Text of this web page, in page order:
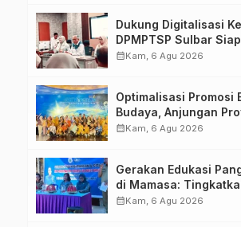
Dukung Digitalisasi
DPMPTSP Sulbar
Aplikasi FLEKSI ASN
calendar_monthKam, 6 Agu 2026
Optimalisasi Promosi
Budaya, Anjungan
Sulawesi Barat
calendar_monthKam, 6 Agu 2026
Gerakan Edukasi
di Mamasa:
Pengetahuan dan
calendar_monthKam, 6 Agu 2026